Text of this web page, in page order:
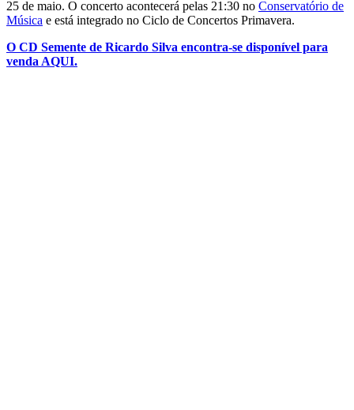
25 de maio. O concerto acontecerá pelas 21:30 no Conservatório de
Música e está integrado no Ciclo de Concertos Primavera.
O CD Semente de Ricardo Silva encontra-se disponível para
venda AQUI.